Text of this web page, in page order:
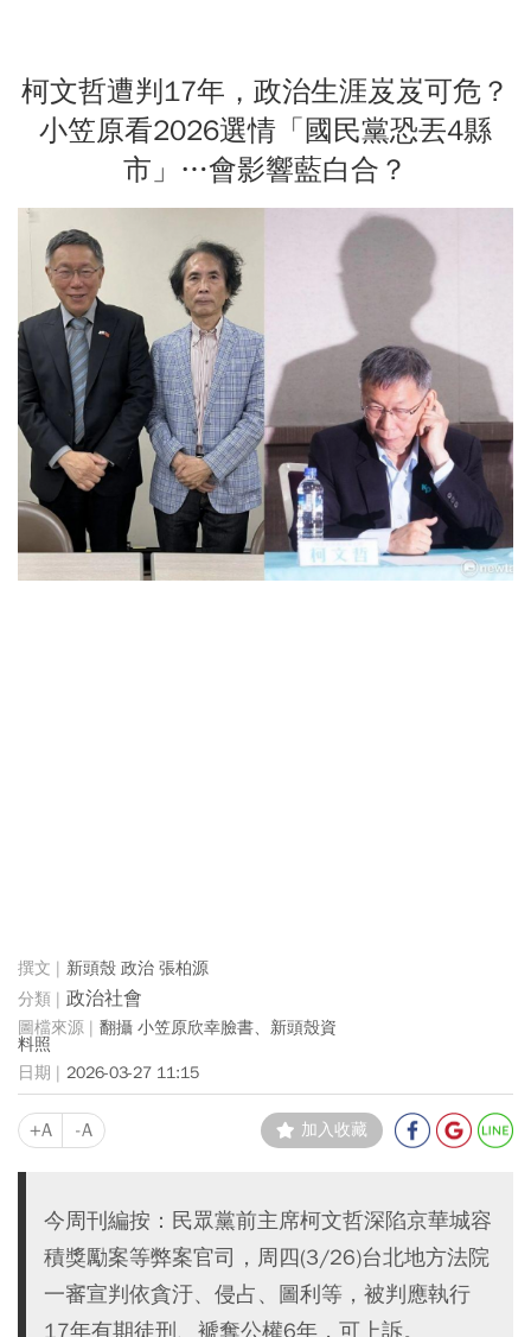
柯文哲遭判17年，政治生涯岌岌可危？
小笠原看2026選情「國民黨恐丟4縣
市」…會影響藍白合？
新頭殼 政治 張柏源
政治社會
翻攝 小笠原欣幸臉書、新頭殼資
料照
2026-03-27 11:15
+A -A 加入收藏
今周刊編按：民眾黨前主席柯文哲深陷京華城容
積獎勵案等弊案官司，周四(3/26)台北地方法院
一審宣判依貪汙、侵占、圖利等，被判應執行
17年有期徒刑、褫奪公權6年，可上訴。